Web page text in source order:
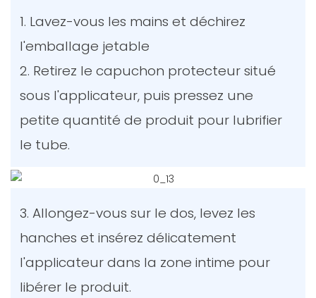
1. Lavez-vous les mains et déchirez
l'emballage jetable
2. Retirez le capuchon protecteur situé
sous l'applicateur, puis pressez une
petite quantité de produit pour lubrifier
le tube.
3. Allongez-vous sur le dos, levez les
hanches et insérez délicatement
l'applicateur dans la zone intime pour
libérer le produit.